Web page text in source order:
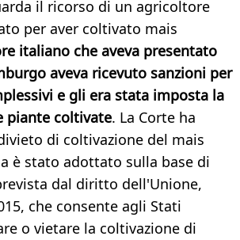
il ricorso di un agricoltore
per aver coltivato mais
italiano che aveva presentato
aveva ricevuto sanzioni per
e gli era stata imposta la
piante coltivate. La Corte ha
di coltivazione del mais
è stato adottato sulla base di
dal diritto dell'Unione,
che consente agli Stati
o vietare la coltivazione di